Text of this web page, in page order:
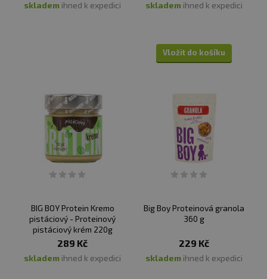
Min. trvanlivost: Viz obal.
suchu a při teplotě do 25 °C. Nevystavujte přímému
slunečnímu záření. Chraňte před mrazem. Po otevření
použitím. Případná separace oleje na povrchu není
závadou, ale přirozeným jevem – před konzumací stačí
promíchat.
Upozornění pro alergiky:
Alergeny ve složení produktu
tučně zvýrazněné.
skladem ihned k expedici skladem ihned k expedici
Vložit do košíku
BIG BOY Protein Kremo
pistáciový - Proteinový
pistáciový krém 220g
289 Kč
skladem ihned k expedici
Big Boy Proteinová granola
360 g
229 Kč
skladem ihned k expedici